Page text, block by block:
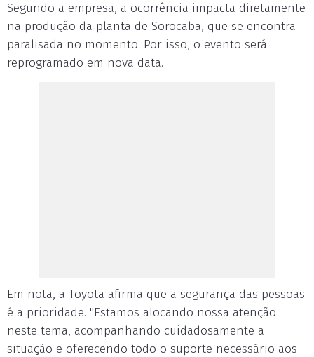
Segundo a empresa, a ocorrência impacta diretamente
na produção da planta de Sorocaba, que se encontra
paralisada no momento. Por isso, o evento será
reprogramado em nova data.
Em nota, a Toyota afirma que a segurança das pessoas
é a prioridade. "Estamos alocando nossa atenção
neste tema, acompanhando cuidadosamente a
situação e oferecendo todo o suporte necessário aos